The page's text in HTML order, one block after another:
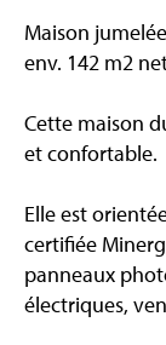
Maison
env. 142 m2
Cette maison
et confortable.
Elle est
certifiée
panneaux
électriques,